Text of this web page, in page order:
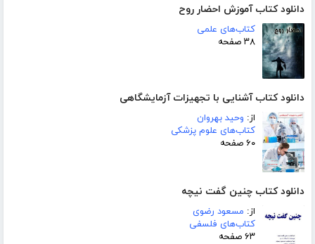
دانلود کتاب آموزش احضار روح
کتاب‌های علمی
۳۸ صفحه
دانلود کتاب آشنایی با تجهیزات آزمایشگاهی
از: وحید بهروان
کتاب‌های علوم پزشکی
۶۰ صفحه
دانلود کتاب چنین گفت نیچه
از: مسعود رضوی
کتاب‌های فلسفی
۶۳ صفحه